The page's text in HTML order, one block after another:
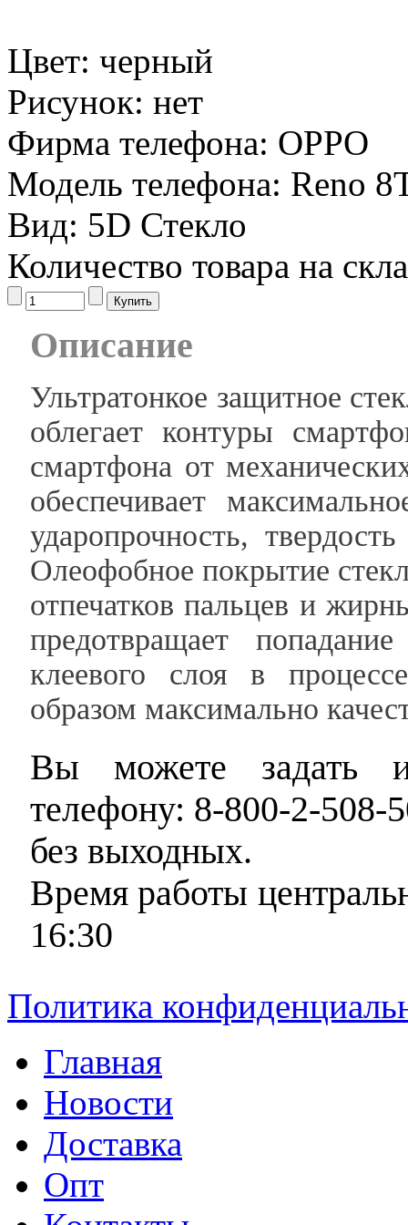
Цвет: черный
Рисунок: нет
Фирма телефона: OPPO
Модель телефона: Reno
Вид: 5D Стекло
Количество товара на
Описание
Ультратонкое защитное
облегает контуры
смартфона от
обеспечивает
ударопрочность,
Олеофобное покрытие
отпечатков пальцев и
предотвращает
клеевого слоя в
образом максимально
Вы можете задать
телефону: 8-800-2-508-
без выходных.
Время работы
16:30
Политика
Главная
Новости
Доставка
Опт